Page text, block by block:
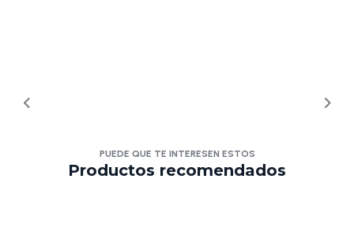
PUEDE QUE TE INTERESEN ESTOS
Productos recomendados